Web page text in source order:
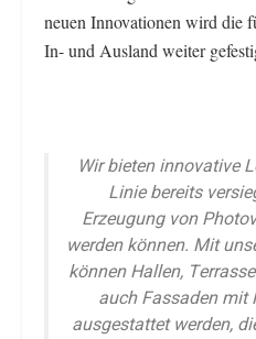
neuen Innovationen wird die
In- und Ausland weiter
Wir bieten innovative
Linie bereits
Erzeugung von
werden können. Mit
können Hallen,
auch Fassaden
ausgestattet werden,